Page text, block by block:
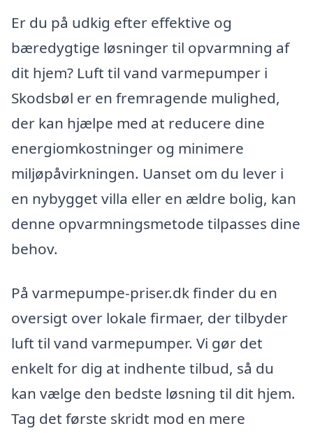
Er du på udkig efter effektive og
bæredygtige løsninger til opvarmning af
dit hjem? Luft til vand varmepumper i
Skodsbøl er en fremragende mulighed,
der kan hjælpe med at reducere dine
energiomkostninger og minimere
miljøpåvirkningen. Uanset om du lever i
en nybygget villa eller en ældre bolig, kan
denne opvarmningsmetode tilpasses dine
behov.
På varmepumpe-priser.dk finder du en
oversigt over lokale firmaer, der tilbyder
luft til vand varmepumper. Vi gør det
enkelt for dig at indhente tilbud, så du
kan vælge den bedste løsning til dit hjem.
Tag det første skridt mod en mere